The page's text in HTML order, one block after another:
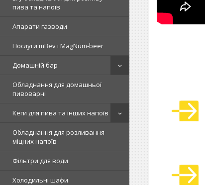
пива та напоїв
Апарати газводи
Послуги mBev і MagNum-beer
Домашній бар
Обладнання для домашньої
пивоварні
Кеги для пива та інших напоїв
Обладнання для розливання
міцних напоїв
Фільтри для води
Холодильні шафи